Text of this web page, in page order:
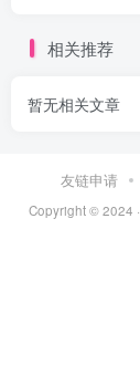
相关推荐
暂无相关文章
友链申请
Copyright © 2024 ·